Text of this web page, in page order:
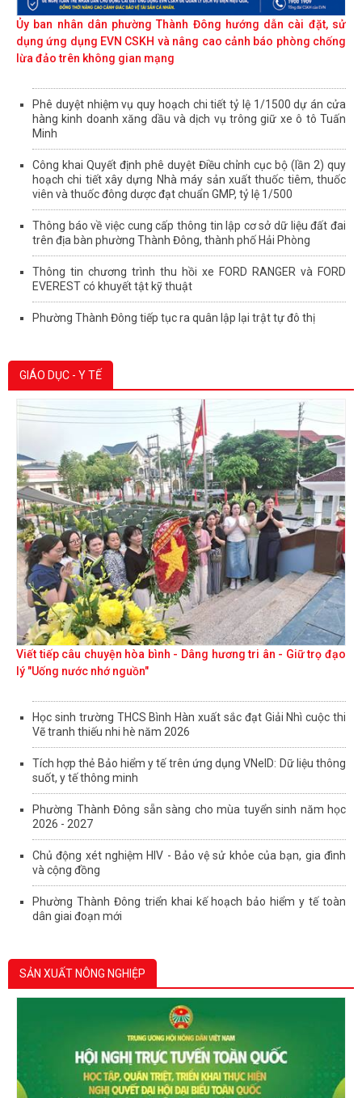
Ủy ban nhân dân phường Thành Đông hướng dẫn cài đặt, sử
dụng ứng dụng EVN CSKH và nâng cao cảnh báo phòng chống
lừa đảo trên không gian mạng
Phê duyệt nhiệm vụ quy hoạch chi tiết tỷ lệ 1/1500 dự án cửa
hàng kinh doanh xăng dầu và dịch vụ trông giữ xe ô tô Tuấn
Minh
Công khai Quyết định phê duyệt Điều chỉnh cục bộ (lần 2) quy
hoạch chi tiết xây dựng Nhà máy sản xuất thuốc tiêm, thuốc
viên và thuốc đông dược đạt chuẩn GMP, tỷ lệ 1/500
Thông báo về việc cung cấp thông tin lập cơ sở dữ liệu đất đai
trên địa bàn phường Thành Đông, thành phố Hải Phòng
Thông tin chương trình thu hồi xe FORD RANGER và FORD
EVEREST có khuyết tật kỹ thuật
Phường Thành Đông tiếp tục ra quân lập lại trật tự đô thị
GIÁO DỤC - Y TẾ
Viết tiếp câu chuyện hòa bình - Dâng hương tri ân - Giữ trọ đạo
lý "Uống nước nhớ nguồn"
Học sinh trường THCS Bình Hàn xuất sắc đạt Giải Nhì cuộc thi
Vẽ tranh thiếu nhi hè năm 2026
Tích hợp thẻ Bảo hiểm y tế trên ứng dụng VNeID: Dữ liệu thông
suốt, y tế thông minh
Phường Thành Đông sẵn sàng cho mùa tuyển sinh năm học
2026 - 2027
Chủ động xét nghiệm HIV - Bảo vệ sử khỏe của bạn, gia đình
và cộng đồng
Phường Thành Đông triển khai kế hoạch bảo hiểm y tế toàn
dân giai đoạn mới
SẢN XUẤT NÔNG NGHIỆP